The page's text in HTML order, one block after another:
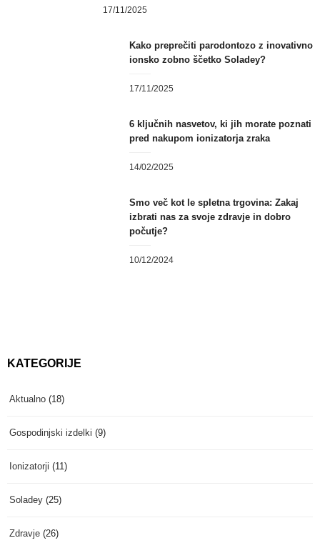
Posted
17/11/2025
Kako preprečiti parodontozo z inovativno
ionsko zobno ščetko Soladey?
Posted
17/11/2025
6 ključnih nasvetov, ki jih morate poznati
pred nakupom ionizatorja zraka
Posted
14/02/2025
Smo več kot le spletna trgovina: Zakaj
izbrati nas za svoje zdravje in dobro
počutje?
Posted
10/12/2024
KATEGORIJE
Aktualno (18)
Gospodinjski izdelki (9)
Ionizatorji (11)
Soladey (25)
Zdravje (26)